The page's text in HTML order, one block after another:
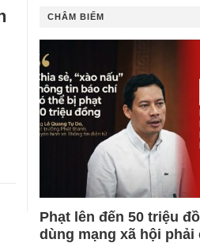
CHÂM BIẾM
Phạt lên đến 50 triệu
dùng mạng xã hội phải